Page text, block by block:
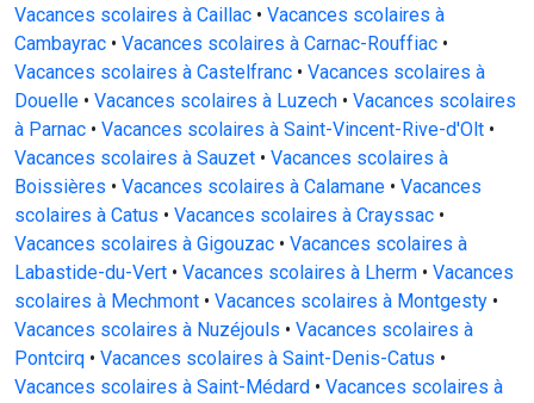
Vacances scolaires à Caillac • Vacances scolaires à
Cambayrac • Vacances scolaires à Carnac-Rouffiac •
Vacances scolaires à Castelfranc • Vacances scolaires à
Douelle • Vacances scolaires à Luzech • Vacances scolaires
à Parnac • Vacances scolaires à Saint-Vincent-Rive-d'Olt •
Vacances scolaires à Sauzet • Vacances scolaires à
Boissières • Vacances scolaires à Calamane • Vacances
scolaires à Catus • Vacances scolaires à Crayssac •
Vacances scolaires à Gigouzac • Vacances scolaires à
Labastide-du-Vert • Vacances scolaires à Lherm • Vacances
scolaires à Mechmont • Vacances scolaires à Montgesty •
Vacances scolaires à Nuzéjouls • Vacances scolaires à
Pontcirq • Vacances scolaires à Saint-Denis-Catus •
Vacances scolaires à Saint-Médard • Vacances scolaires à